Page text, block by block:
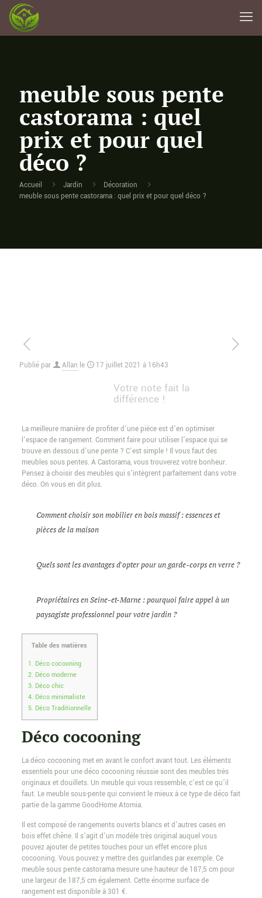
meuble sous pente
castorama : quel
prix et pour quel
déco ?
Accueil Jardin
Décoration
meuble sous pente castorama : quel prix et pour quel déco ?
Publié par Allan le 17 juillet 2021 à 16h43
Votre note fait la
différence !
La meilleure manière de profiter d’une pièce est d’en optimiser
l’espace de rangement. Comment faire pour utiliser l’espace qui se
trouve en dessous d’une pente ? C’est simple ! Il vous faut des
meubles sous pentes. À Castorama, vous trouverez votre bonheur.
Pensez à choisir des meubles qui s’intègrent parfaitement dans votre
déco. On vous en dit plus.
Comment choisir son mobilier en bois massif : essences et
pièces de la maison
Quels sont les avantages d'opter pour un garde-corps en verre ?
Propriétaires en Seine-et-Marne : pourquoi faire appel à un
paysagiste professionnel pour votre jardin ?
Table des matières
1. Déco cocooning
2. Déco moderne
3. Déco chic
4. Déco minimaliste
5. Déco Traditionnelle
Déco cocooning
La déco cocooning met en avant le confort avant tout. Les éléments
essentiels pour une déco cocooning réussie sont des meubles très
originaux et douillets. Un meuble qui vous ressemble, c’est ce qu’il
faut. Le meuble sous-pente qui convient le mieux à ce type de déco fait
partie de la gamme GoodHome Atomia.
Il est composé de rangements ouverts blancs et d’autres cases en
bois effet chêne. Il s’agit d’un modèle très original auquel vous
pouvez ajouter de petites touches pour un effet encore plus
cocooning. Vous pouvez y mettre des guirlandes par exemple. Ce
meuble sous pente castorama mesure une hauteur de 187,5 cm pour
une largeur de 187,5 cm également. Cette énorme surface de
rangement est disponible à 301 €.